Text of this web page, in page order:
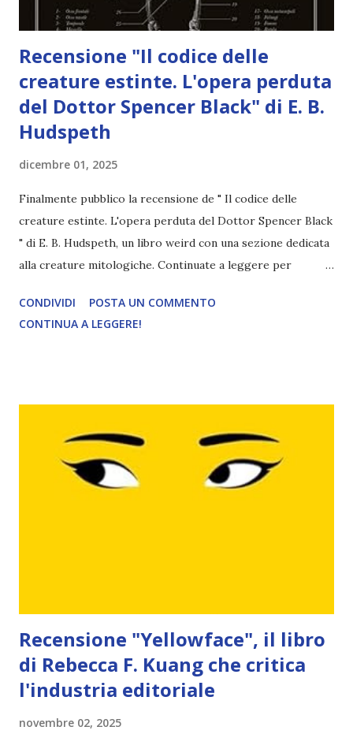
Recensione "Il codice delle
creature estinte. L'opera perduta
del Dottor Spencer Black" di E. B.
Hudspeth
dicembre 01, 2025
Finalmente pubblico la recensione de " Il codice delle
creature estinte. L'opera perduta del Dottor Spencer Black
" di E. B. Hudspeth, un libro weird con una sezione dedicata
alla creature mitologiche. Continuate a leggere per
estinte. L'opera perduta del Dottor Spencer Black Autore:
E. B. Hudspeth Editore: Moscabianca Editore Pagine: 192
Black si forma presso la prestigiosa Accademia di medicina,
dove sviluppa un’insolita teoria: le più famose creature
mitologiche della storia, come sirene, minotauri e arpie,
CONDIVIDI
POSTA UN COMMENTO
CONTINUA A LEGGERE!
Recensione "Yellowface", il libro
di Rebecca F. Kuang che critica
l'industria editoriale
novembre 02, 2025